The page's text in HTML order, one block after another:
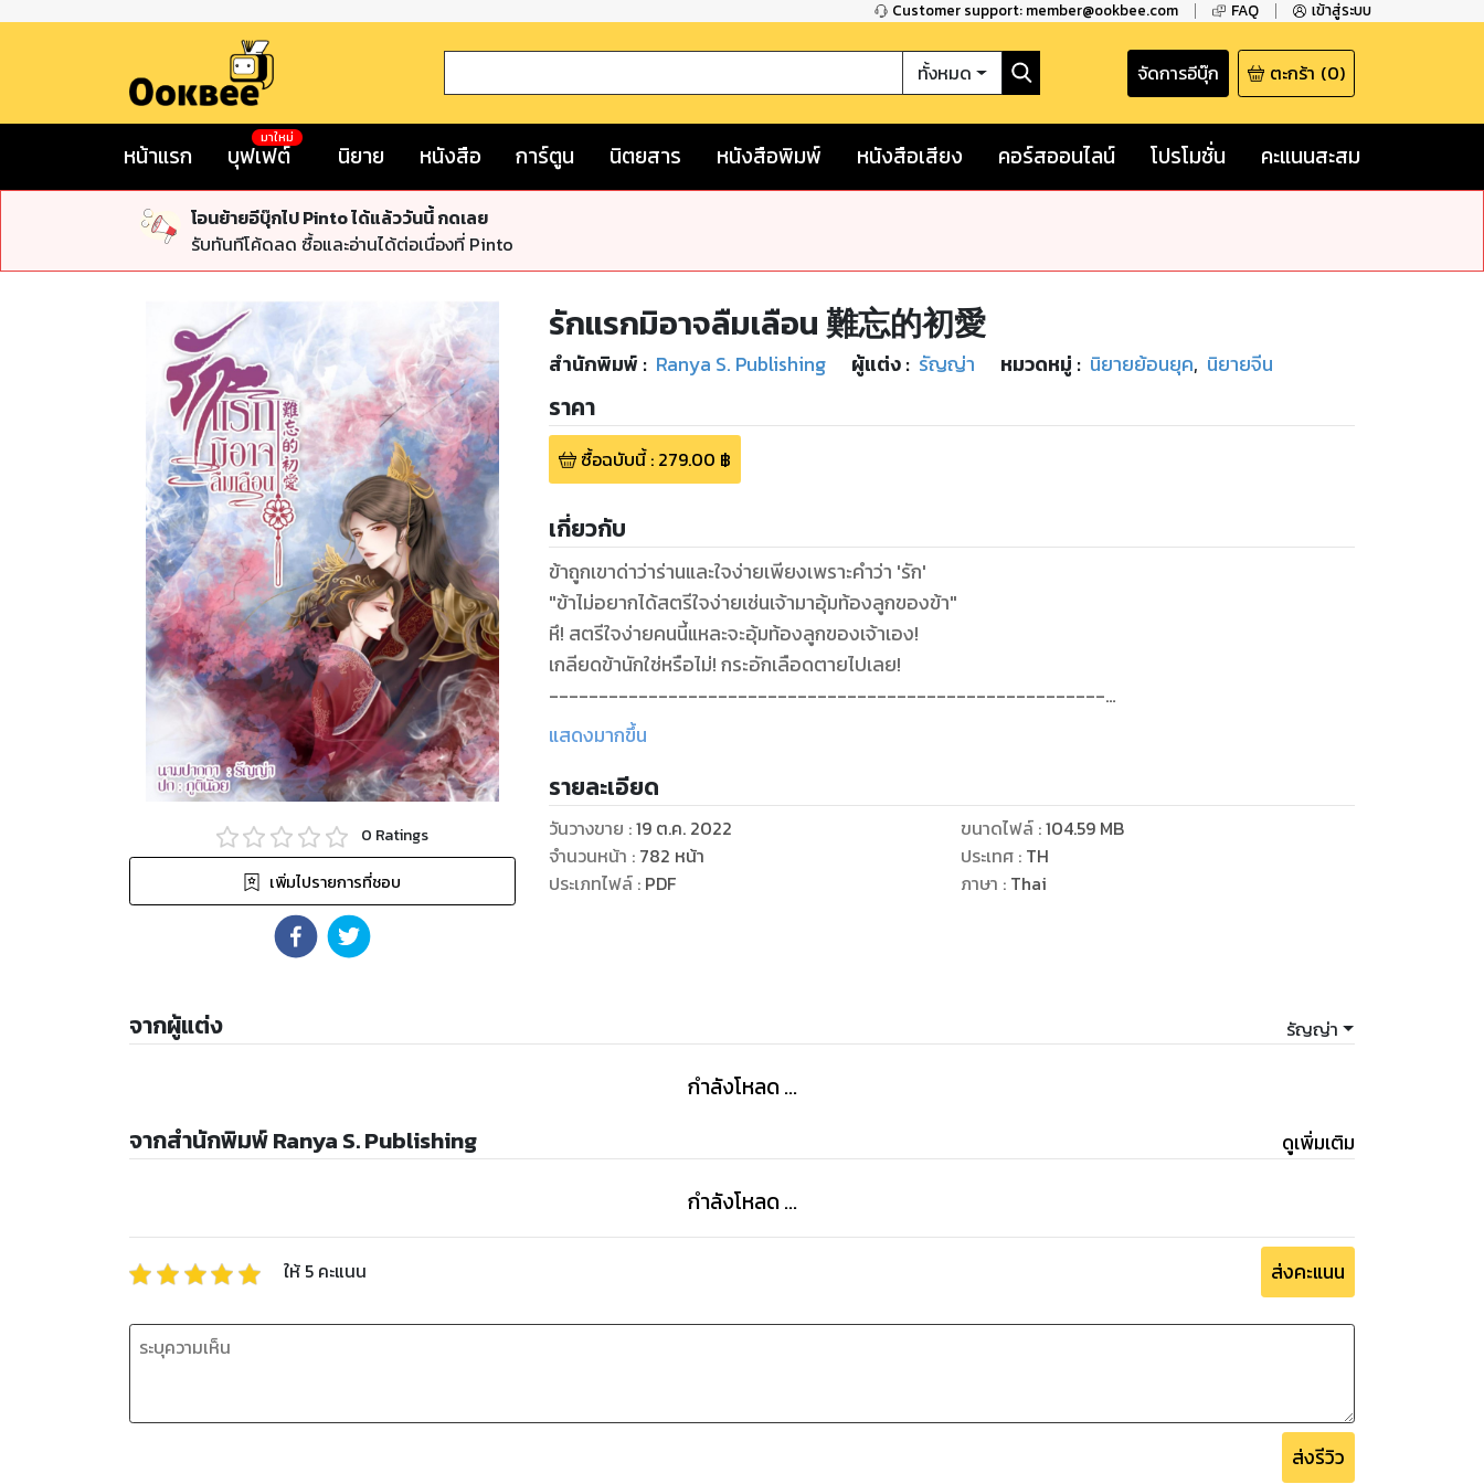
Customer support: member@ookbee.com FAQ เข้าสู่ระบบ
ทั้งหมด จัดการอีบุ๊ก ตะกร้า (0)
หน้าแรก บุฟเฟต์
มาใหม่
นิยาย หนังสือ การ์ตูน นิตยสาร หนังสือพิมพ์ หนังสือเสียง คอร์สออนไลน์ โปรโมชั่น คะแนนสะสม
โอนย้ายอีบุ๊กไป Pinto ได้แล้ววันนี้ กดเลย
รับทันทีโค้ดลด ซื้อและอ่านได้ต่อเนื่องที่ Pinto
0 Ratings
เพิ่มไปรายการที่ชอบ
รักแรกมิอาจลืมเลือน 難忘的初愛
สำนักพิมพ์ : Ranya S. Publishing ผู้แต่ง : รัญญ่า หมวดหมู่ : นิยายย้อนยุค, นิยายจีน
ราคา
ซื้อฉบับนี้: 279.00 ฿
เกี่ยวกับ
ข้าถูกเขาด่าว่าร่านและใจง่ายเพียงเพราะคำว่า 'รัก'
"ข้าไม่อยากได้สตรีใจง่ายเช่นเจ้ามาอุ้มท้องลูกของข้า"
หึ! สตรีใจง่ายคนนี้แหละจะอุ้มท้องลูกของเจ้าเอง!
เกลียดข้านักใช่หรือไม่! กระอักเลือดตายไปเลย!
--------------------------------------------------------
เสี่ยวหลานสตรีหัวอ่อนที่ปักใจรักแต่เขาเพียงผู้เดียว
เพื่อให้เขาคลายความโศกเศร้าจากการที่ต้องสูญเสียสตรีที่รักไป
ข้ายอมตามใจเขาทุกอย่างเพราะหวังว่าสักวันเขาจะหันมามองข้าบ้าง
แต่นี่น่ะหรือคือสิ่งที่ข้าได้กลับมา?
“อย่าลืมหายาห้ามครรภ์มากินด้วยเล่า ข้าไม่อยากได้สตรีใจง่ายเช่นเจ้ามาอุ้มท้องลูกของข้า”
ข้ารู้สึกเสียใจเป็นอย่างมากจนถึงกับคว้าเอาผู้หญิงที่เป็นสหายสนิทของสตรีอันเป็นที่รัก
และนั่นทำให้ข้ารู้ความจริงอะไรบางอย่างเข้า...
นางแอบอุ้มท้องลูกของข้าโดยที่ข้าไม่ยินยอมและไม่ได้รับรู้ ข้าจะไม่มีวันให้บุตรสาวของข้าต้องอยู่กับสตรี
ใจง่ายเช่นนางและนางจะต้องได้รับบทเรียนจากข้าโทษฐานที่บังอาจทำอันใดลับหลังข้าเช่นนี้!
แสดงมากขึ้น
รายละเอียด
วันวางขาย :19 ต.ค. 2022
จำนวนหน้า : 782 หน้า
ประเภทไฟล์: PDF
ขนาดไฟล์:104.59 MB
ประเทศ : TH
ภาษา : Thai
จากผู้แต่ง รัญญ่า
กำลังโหลด ...
จากสำนักพิมพ์ Ranya S. Publishing ดูเพิ่มเติม
กำลังโหลด ...
ให้ 5 คะแนน ส่งคะแนน
ส่งรีวิว